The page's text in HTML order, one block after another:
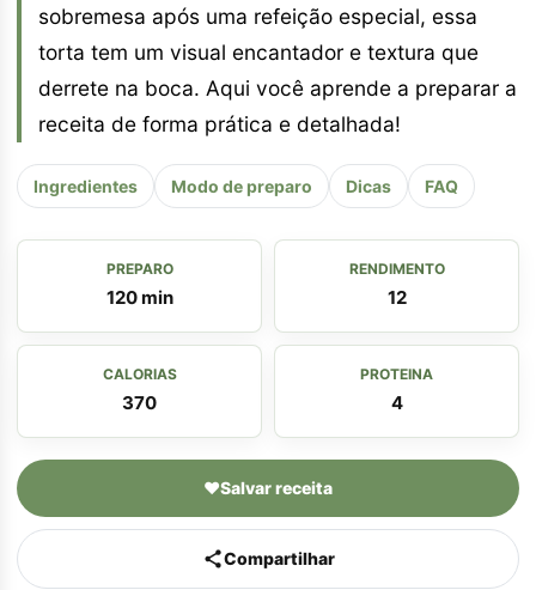
sobremesa após uma refeição especial, essa
torta tem um visual encantador e textura que
derrete na boca. Aqui você aprende a preparar a
receita de forma prática e detalhada!
Ingredientes Modo de preparo Dicas FAQ
PREPARO
120 min
RENDIMENTO
12
CALORIAS
370
PROTEINA
4
♥Salvar receita
Compartilhar